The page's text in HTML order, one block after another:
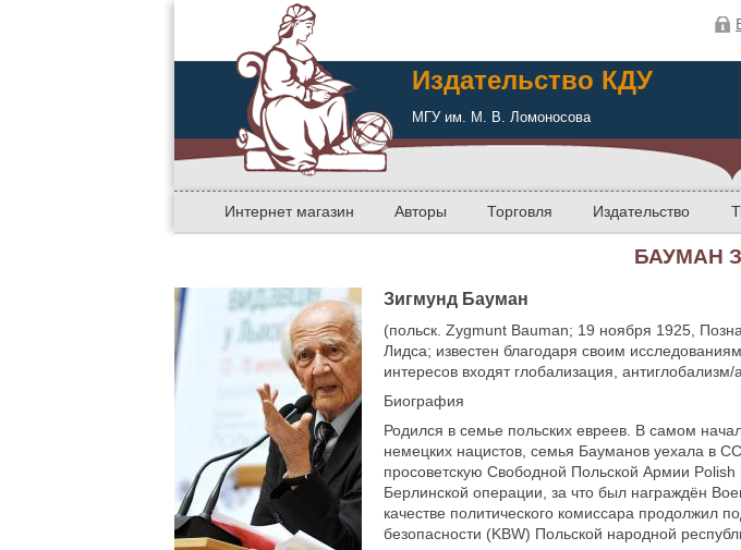
Издательство КДУ
МГУ им. М. В. Ломоносова
Интернет магазин Авторы Торговля Издательство
БАУМАН
Зигмунд Бауман
(польск. Zygmunt Bauman; 19 ноября 1925,
Лидса; известен благодаря своим
интересов входят глобализация,
Биография
Родился в семье польских евреев. В самом
немецких нацистов, семья Бауманов уехала в
просоветскую Свободной Польской Армии
Берлинской операции, за что был награждён
качестве политического комиссара продолжил
безопасности (KBW) Польской народной